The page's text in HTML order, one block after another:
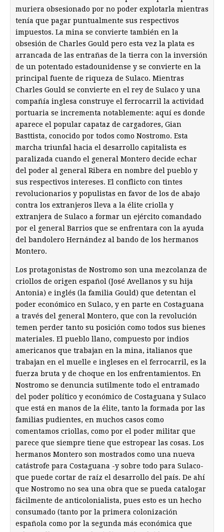
muriera obsesionado por no poder explotarla mientras
tenía que pagar puntualmente sus respectivos
impuestos. La mina se convierte también en la
obsesión de Charles Gould pero esta vez la plata es
arrancada de las entrañas de la tierra con la inversión
de un potentado estadounidense y se convierte en la
principal fuente de riqueza de Sulaco. Mientras
Charles Gould se convierte en el rey de Sulaco y una
compañía inglesa construye el ferrocarril la actividad
portuaria se incrementa notablemente: aquí es donde
aparece el popular capataz de cargadores, Gian
Basttista, conocido por todos como Nostromo. Esta
marcha triunfal hacia el desarrollo capitalista es
paralizada cuando el general Montero decide echar
del poder al general Ribera en nombre del pueblo y
sus respectivos intereses. El conflicto con tintes
revolucionarios y populistas en favor de los de abajo
contra los extranjeros lleva a la élite criolla y
extranjera de Sulaco a formar un ejército comandado
por el general Barrios que se enfrentara con la ayuda
del bandolero Hernández al bando de los hermanos
Montero.
Los protagonistas de Nostromo son una mezcolanza de
criollos de origen español (José Avellanos y su hija
Antonia) e inglés (la familia Gould) que detentan el
poder económico en Sulaco, y en parte en Costaguana
a través del general Montero, que con la revolución
temen perder tanto su posición como todos sus bienes
materiales. El pueblo llano, compuesto por indios
americanos que trabajan en la mina, italianos que
trabajan en el muelle e ingleses en el ferrocarril, es la
fuerza bruta y de choque en los enfrentamientos. En
Nostromo se denuncia sutilmente todo el entramado
del poder político y económico de Costaguana y Sulaco
que está en manos de la élite, tanto la formada por las
familias pudientes, en muchos casos como
comentamos criollas, como por el poder militar que
parece que siempre tiene que estropear las cosas. Los
hermanos Montero son mostrados como una nueva
catástrofe para Costaguana -y sobre todo para Sulaco-
que puede cortar de raíz el desarrollo del país. De ahí
que Nostromo no sea una obra que se pueda catalogar
fácilmente de anticolonialista, pues esto es un hecho
consumado (tanto por la primera colonización
española como por la segunda más económica que